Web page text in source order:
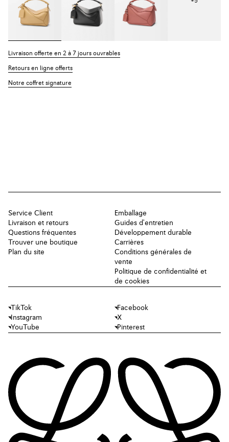
Livraison offerte en 2 à 7 jours ouvrables
Retours en ligne offerts
Notre coffret signature
Service Client
Livraison et retours
Questions fréquentes
Trouver une boutique
Plan du site
Emballage
Guides d'entretien
Développement durable
Carrières
Conditions générales de
vente
Politique de confidentialité et
de cookies
TikTok
Facebook
Instagram
X
YouTube
Pinterest